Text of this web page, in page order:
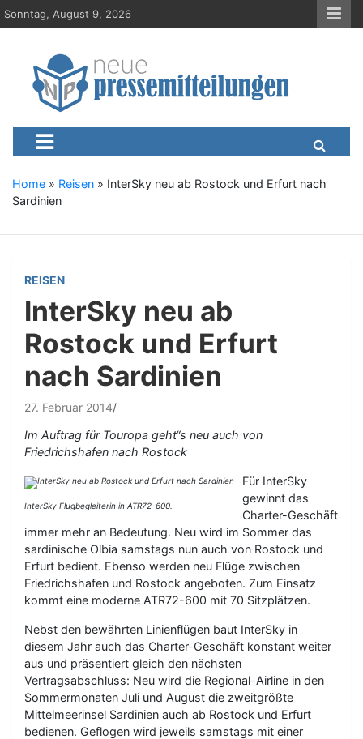
S
k
Sonntag, August 9, 2026
Neue-
Presseportal, Nachrichten, News, Meldungen, Wirtschaft
Home » Reisen » InterSky neu ab Rostock und Erfurt nach
Sardinien
REISEN
InterSky neu ab
Rostock und Erfurt
nach Sardinien
27. Februar 2014
Im Auftrag für Touropa geht“s neu auch von
Friedrichshafen nach Rostock
InterSky Flugbegleiterin in ATR72-600.
Für InterSky
gewinnt das
Charter-Geschäft
immer mehr an Bedeutung. Neu wird im Sommer das
sardinische Olbia samstags nun auch von Rostock und
Erfurt bedient. Ebenso werden neu Flüge zwischen
Friedrichshafen und Rostock angeboten. Zum Einsatz
kommt eine moderne ATR72-600 mit 70 Sitzplätzen.
Nebst den bewährten Linienflügen baut InterSky in
diesem Jahr auch das Charter-Geschäft konstant weiter
aus und präsentiert gleich den nächsten
Vertragsabschluss: Neu wird die Regional-Airline in den
Sommermonaten Juli und August die zweitgrößte
Mittelmeerinsel Sardinien auch ab Rostock und Erfurt
bedienen. Geflogen wird jeweils samstags mit einer